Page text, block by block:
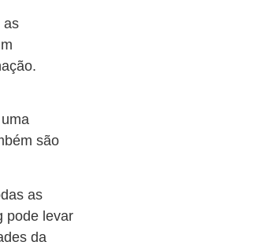
as
são
as
pode levar
da